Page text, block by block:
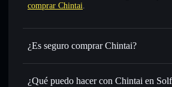
comprar Chintai.
¿Es seguro comprar Chintai?
Chintai token verificado
¿Qué puedo hacer con Chintai en